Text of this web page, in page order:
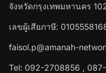
จังหวัดกรุงเทพมหานคร
เลขผู้เสียภาษี:
faisol.p@amanah-
Tel: 092-2708856 , 087-